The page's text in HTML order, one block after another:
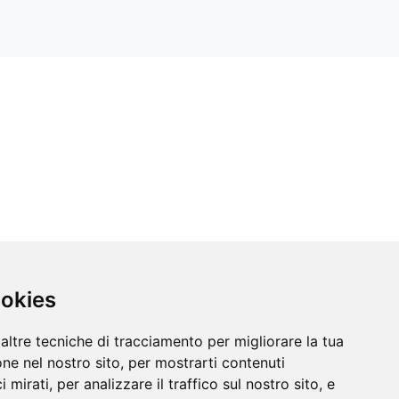
tecniche di tracciamento per migliorare la tua
nel nostro sito, per mostrarti contenuti
mirati, per analizzare il traffico sul nostro sito, e